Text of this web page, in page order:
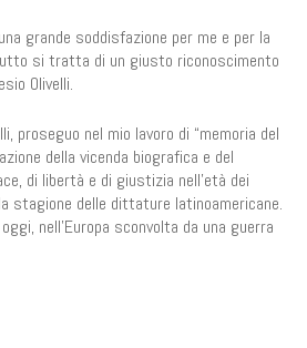
grande soddisfazione per me e per la
si tratta di un giusto riconoscimento
Olivelli.
proseguo nel mio lavoro di “memoria del
della vicenda biografica e del
di libertà e di giustizia nell’età dei
stagione delle dittature latinoamericane.
nell’Europa sconvolta da una guerra